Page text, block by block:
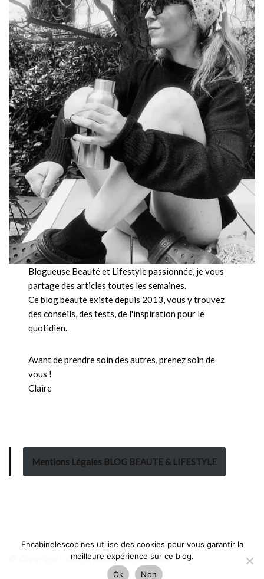
Blogueuse Beauté et Lifestyle passionnée, je vous
partage des articles toutes les semaines.
Ce blog beauté existe depuis 2013, vous y trouvez
des conseils, des tests, de l'inspiration pour le
quotidien.
Avant de prendre soin des autres, prenez soin de
vous !
Claire
Mentions Légales BLOG BEAUTE & LIFESTYLE
© Copyright - Claire, Encabinelescopines
Encabinelescopines utilise des cookies pour vous garantir la
meilleure expérience sur ce blog.
Ok
Non